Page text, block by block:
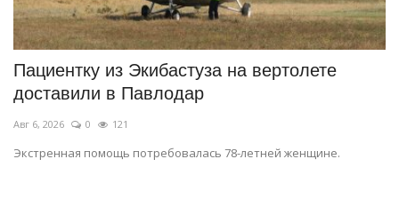
Пациентку из Экибастуза на вертолете
доставили в Павлодар
Авг 6, 2026 0 121
Экстренная помощь потребовалась 78-летней женщине.